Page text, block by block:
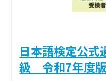
日本語検定公
級 令和7年度版